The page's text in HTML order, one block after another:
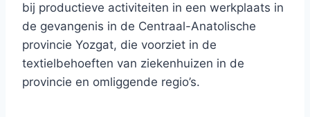
bij productieve activiteiten in een werkplaats in
de gevangenis in de Centraal-Anatolische
provincie Yozgat, die voorziet in de
textielbehoeften van ziekenhuizen in de
provincie en omliggende regio’s.